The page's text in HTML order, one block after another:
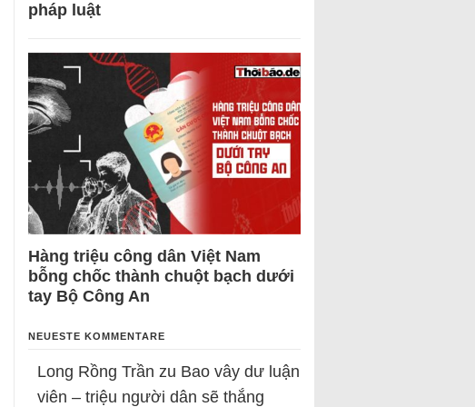
pháp luật
Hàng triệu công dân Việt Nam
bỗng chốc thành chuột bạch dưới
tay Bộ Công An
NEUESTE KOMMENTARE
Long Rồng Trần zu Bao vây dư luận
viên – triệu người dân sẽ thắng